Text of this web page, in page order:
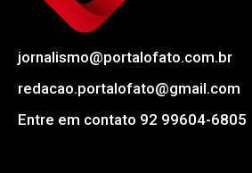
jornalismo@portalofato.com.br
redacao.portalofato@gmail.com
Entre em contato 92 99604-6805